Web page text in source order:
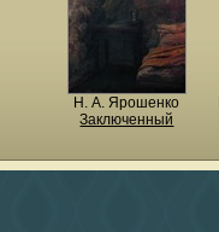
Н. A. Ярошенко
Заключенный